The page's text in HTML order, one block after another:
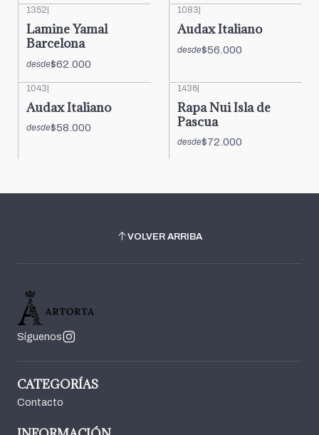
1352
Lamine Yamal
Barcelona
desde$62.000
1083
Audax Italiano
desde$56.000
1043|
Audax Italiano
desde$58.000
1436|
Rapa Nui Isla de
Pascua
desde$72.000
VOLVER ARRIBA
Síguenos
CATEGORÍAS
Contacto